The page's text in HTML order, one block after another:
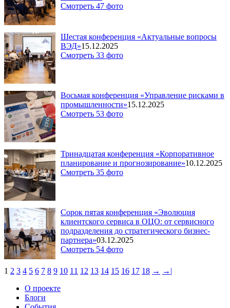
Смотреть 47 фото
Шестая конференция «Актуальные вопросы
ВЭД»15.12.2025
Смотреть 33 фото
Восьмая конференция «Управление рисками в
промышленности»15.12.2025
Смотреть 53 фото
Тринадцатая конференция «Корпоративное
планирование и прогнозирование»10.12.2025
Смотреть 35 фото
Сорок пятая конференция «Эволюция
клиентского сервиса в ОЦО: от сервисного
подразделения до стратегического бизнес-
партнера»03.12.2025
Смотреть 54 фото
1 2 3 4 5 6 7 8 9 10 11 12 13 14 15 16 17 18 → →|
О проекте
Блоги